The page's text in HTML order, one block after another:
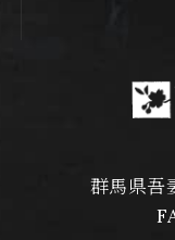
群馬県吾